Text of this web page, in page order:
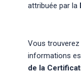
attribuée par la
Vous
informations
de la